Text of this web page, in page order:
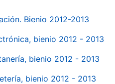
Bienio 2012-2013
bienio 2012 - 2013
bienio 2012 - 2013
bienio 2012 - 2013